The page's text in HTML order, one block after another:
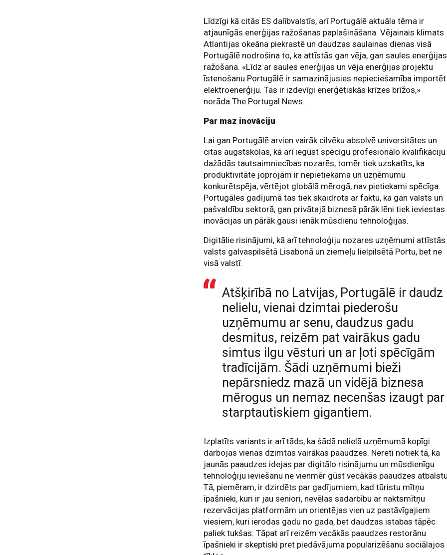
Līdzīgi kā citās ES dalībvalstīs, arī Portugālē aktuāla tēma ir
atjaunīgās enerģijas ražošanas paplašināšana. Vējainais klimats
Atlantijas okeāna piekrastē un daudzas saulainas dienas visā
Portugālē nodrošina to, ka attīstās gan vēja, gan saules enerģijas
ražošana. «Līdz ar saules enerģijas un vēja enerģijas projektu
īstenošanu Portugālē ir samazinājusies nepieciešamība importēt
elektroenerģiju. Tas ir izdevīgi enerģētiskās krīzes brīžos,»
norāda The Portugal News.
Par maz inovāciju
Lai gan Portugālē arvien vairāk cilvēku absolvē universitātes un
citas augstskolas, kā arī iegūst spēcīgu profesionālo kvalifikāciju
dažādās tautsaimniecības nozarēs, tomēr tiek uzskatīts, ka
produktivitāte joprojām ir nepietiekama un uzņēmumu
konkurētspēja, vērtējot globālā mērogā, nav pietiekami spēcīga.
Portugāles gadījumā tas tiek skaidrots ar faktu, ka gan valsts un
pašvaldību sektorā, gan privātajā biznesā pārāk lēni tiek ieviestas
inovācijas un pārāk gausi ienāk mūsdienu tehnoloģijas.
Digitālie risinājumi, kā arī tehnoloģiju nozares uzņēmumi attīstās
valsts galvaspilsētā Lisabonā un ziemeļu lielpilsētā Portu, bet ne
visā valstī.
Atšķirībā no Latvijas, Portugālē ir daudz
nelielu, vienai dzimtai piederošu
uzņēmumu ar senu, daudzus gadu
desmitus, reizēm pat vairākus gadu
simtus ilgu vēsturi un ar ļoti spēcīgām
tradīcijām. Šādi uzņēmumi bieži
nepārsniedz mazā un vidējā biznesa
mērogus un nemaz necenšas izaugt par
starptautiskiem gigantiem.
Izplatīts variants ir arī tāds, ka šādā nelielā uzņēmumā kopīgi
darbojas vienas dzimtas vairākas paaudzes. Nereti notiek tā, ka
jaunās paaudzes idejas par digitālo risinājumu un mūsdienīgu
tehnoloģiju ieviešanu ne vienmēr gūst vecākās paaudzes
Tā, piemēram, ir dzirdēts par gadījumiem, kad tūristu mītņu
īpašnieki, kuri ir jau seniori, nevēlas sadarbību ar naktsmītņu
rezervācijas platformām un orientējas vien uz pastāvīgajiem
viesiem, kuri ierodas gadu no gada, bet daudzas istabas tāpēc
paliek tukšas. Tāpat arī reizēm vecākās paaudzes restorānu
īpašnieki ir skeptiski pret piedāvājuma popularizēšanu sociālajos